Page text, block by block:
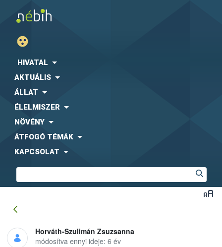
HIVATAL
AKTUÁLIS
ÁLLAT
ÉLELMISZER
NÖVÉNY
ÁTFOGÓ TÉMÁK
KAPCSOLAT
Horváth-Szulimán Zsuzsanna
módosítva ennyi ideje: 6 év